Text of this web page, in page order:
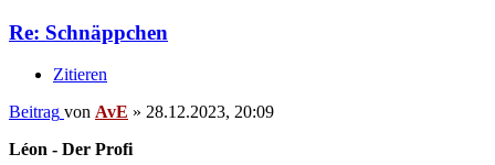
Re: Schnäppchen
Zitieren
Beitrag von AvE » 28.12.2023, 20:09
Léon - Der Profi